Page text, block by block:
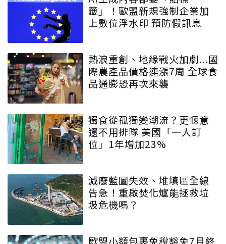
籤」！歐盟新規強制企業加
上數位浮水印 預防假訊息
熱浪重創、地緣戰火加劇...國
際農產品價格連漲7周 全球食
品通膨恐再次來襲
獨食從孤獨變潮流？更愜意
還不用排隊 美國「一人訂
位」1年增加23%
減廢藍圖失效、堆填區全線
告急！重啟焚化爐能拯救垃
圾危機嗎？
歐盟小額包裹免稅豁免7月終